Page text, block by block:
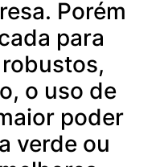
Porém
para
o uso de
poder
verde ou